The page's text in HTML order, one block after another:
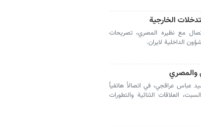
الخارجية
مع نظيره المصري، تصريحات
الداخلية لايران.
والمصري
عباس عراقجي، في اتصالاً هاتفياً
العلاقات الثنائية والتطورات